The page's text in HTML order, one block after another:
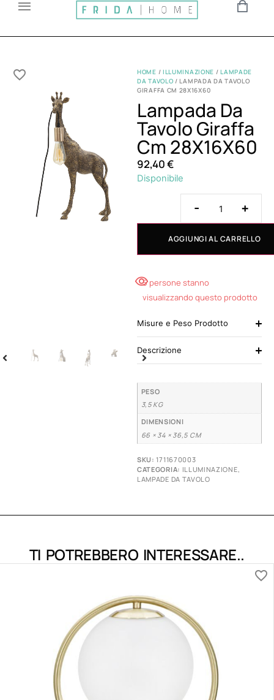
HOME / ILLUMINAZIONE /LAMPADE
DA TAVOLO / LAMPADA DA TAVOLO
GIRAFFA CM 28X16X60
Lampada Da
Tavolo Giraffa
Cm 28X16X60
92,40€
Disponibile
- +
AGGIUNGI AL CARRELLO
5 persone stanno
visualizzando questo prodotto
Misure e Peso Prodotto
Descrizione
PESO
3,5 KG
DIMENSIONI
66 × 34 × 36,5 CM
SKU:1711670003
CATEGORIA: ILLUMINAZIONE,
LAMPADE DA TAVOLO
TI POTREBBERO INTERESSARE..